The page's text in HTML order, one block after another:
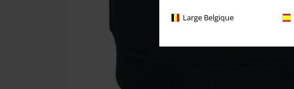
Large Belgique